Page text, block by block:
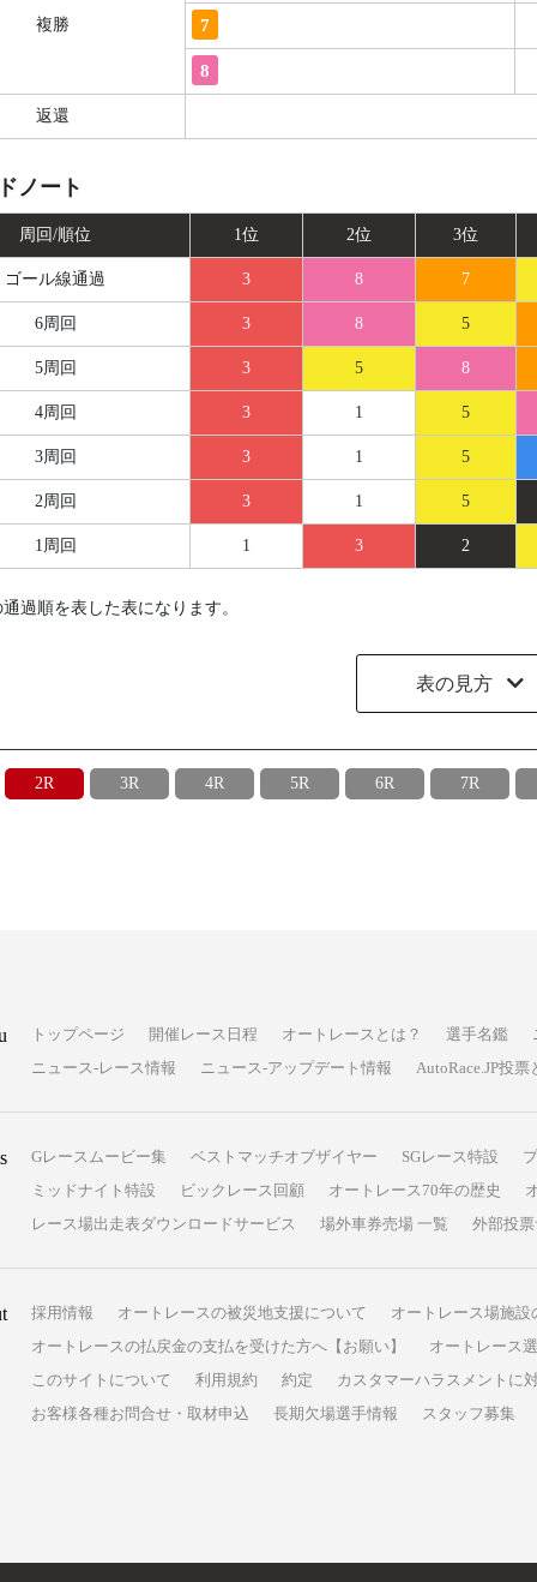
複勝 7
8
返還
ノート
周回/順位 1位 2位 3位
ゴール線通過 3 8 7
6周回 3 8 5
5周回 3 5 8
4周回 3 1 5
3周回 3 1 5
2周回 3 1 5
1周回 1 3 2
過順を表した表になります。
表の見方
2R 3R 4R 5R 6R 7R
トップページ 開催レース日程 オートレースとは？ 選手名鑑
ニュース-レース情報
ニュース-アップデート情報 AutoRace.JP投
Gレースムービー集 ベストマッチオブザイヤー SGレース特設
ミッドナイト特設
ビックレース回顧 オートレース70年の歴史
レース場出走表ダウンロードサービス
場外車券売場 一覧 外部投
採用情報 オートレースの被災地支援について
オートレース場施
オートレースの払戻金の支払を受けた方へ【お願い】
オートレース
このサイトについて
利用規約 約定
カスタマーハラスメントに
お客様各種お問合せ・取材申込
長期欠場選手情報 スタッフ募集